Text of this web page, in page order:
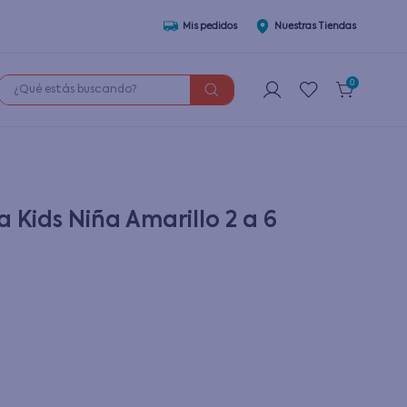
Mis pedidos Nuestras Tiendas
estás buscando? 0
Kids Niña Amarillo 2 a 6